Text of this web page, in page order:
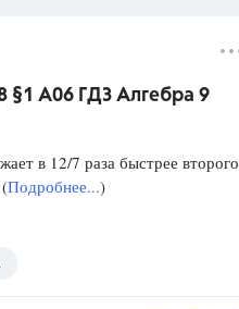
§1 А06 ГДЗ Алгебра 9
в 12/7 раза быстрее второго
Подробнее...)